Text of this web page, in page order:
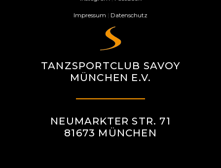
Impressum | Datenschutz
TANZSPORTCLUB SAVOY
MÜNCHEN E.V.
NEUMARKTER STR. 71
81673 MÜNCHEN